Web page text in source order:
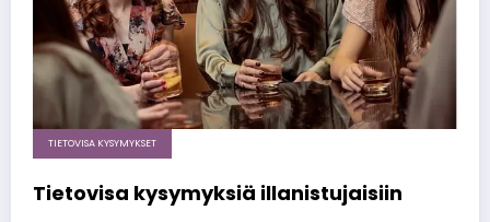
TIETOVISA KYSYMYKSET
Tietovisa kysymyksiä illanistujaisiin